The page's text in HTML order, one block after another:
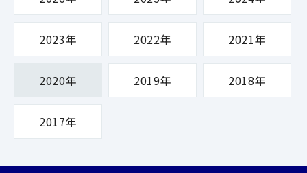
2023年 2022年 2021年
2020年 2019年 2018年
2017年